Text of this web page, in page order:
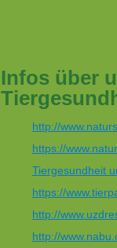
Infos über
http://
https://
Tiergesundheit
https://
http://
http://